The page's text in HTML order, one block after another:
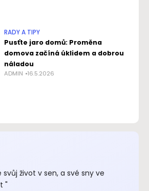
RADY A TIPY
Pusťte jaro domů: Proměna
domova začíná úklidem a dobrou
náladou
ADMIN 16.5.2026
život v sen, a své sny ve
"